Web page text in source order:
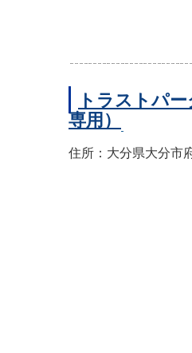
トラストパ
専用）
住所：大分県大分市